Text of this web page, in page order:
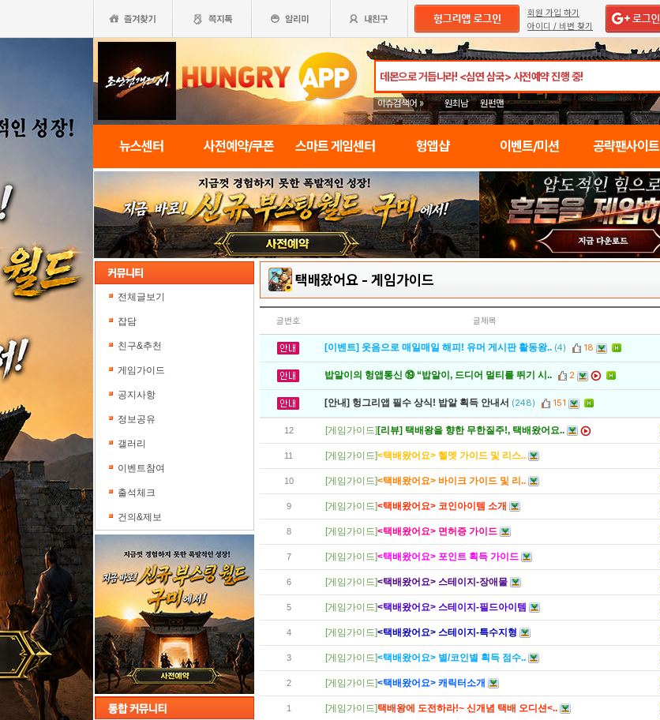
회원 가입 하기
아이디 / 비번 찾기
이슈검색어 » 원최남 원펀맨
뉴스센터 사전예약/쿠폰 스마트 게임센터 헝앱샵 이벤트/미션 공략팬사이트
전체글보기
잡담
친구&추천
게임가이드
공지사항
정보공유
갤러리
이벤트참여
출석체크
건의&제보
택배왔어요 - 게임가이드
글번호 글제목
[이벤트] 웃음으로 매일매일 해피! 유머 게시판 활동왕.. (4) 18
밥알이의 헝앱통신 ⑲ “밥알이, 드디어 멀티를 뛰기 시.. 2
[안내] 헝그리앱 필수 상식! 밥알 획득 안내서 (248) 151
12 [게임가이드] [리뷰] 택배왕을 향한 무한질주!, 택배왔어요..
11 [게임가이드]<택배왔어요> 헬멧 가이드 및 리스..
10 [게임가이드]<택배왔어요> 바이크 가이드 및 리..
9 [게임가이드]<택배왔어요> 코인아이템 소개
8 [게임가이드]<택배왔어요> 면허증 가이드
7 [게임가이드]<택배왔어요> 포인트 획득 가이드
6 [게임가이드]<택배왔어요> 스테이지-장애물
5 [게임가이드]<택배왔어요> 스테이지-필드아이템
4 [게임가이드]<택배왔어요> 스테이지-특수지형
3 [게임가이드]<택배왔어요> 별/코인별 획득 점수..
2 [게임가이드]<택배왔어요> 캐릭터소개
1 [게임가이드]택배왕에 도전하라!~ 신개념 택배 오디션<..